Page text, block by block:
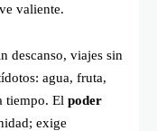
valiente.
descanso, viajes sin
agua, fruta,
tiempo. El poder
exige